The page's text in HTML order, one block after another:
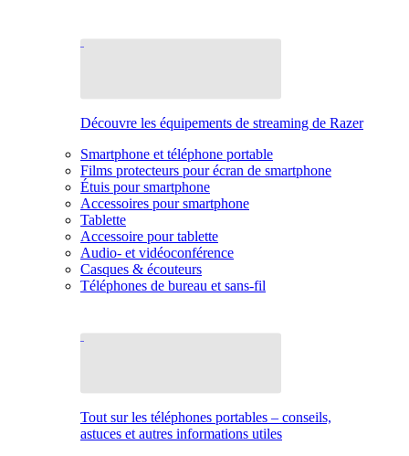
Découvre les équipements de streaming de Razer
Smartphone et téléphone portable
Films protecteurs pour écran de smartphone
Étuis pour smartphone
Accessoires pour smartphone
Tablette
Accessoire pour tablette
Audio- et vidéoconférence
Casques & écouteurs
Téléphones de bureau et sans-fil
Tout sur les téléphones portables – conseils,
astuces et autres informations utiles